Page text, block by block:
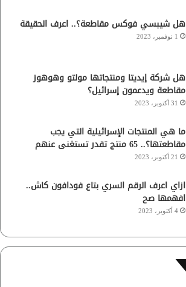
هل شيبسي فوكس مقاطعة؟.. اعرف الحقيقة
1 نوفمبر، 2023
هل شركة إيديتا ومنتجاتها مولتو وهوهوز
مقاطعة ويدعمون إسرائيل؟
31 أكتوبر، 2023
ما هي المنتجات الإسرائيلية التي يجب
مقاطعتها؟.. 65 منتج تقدر تستغنى عنهم
21 أكتوبر، 2023
ازاي اعرف الرقم السري بتاع فودافون كاش..
افهمها صح
4 أكتوبر، 2023